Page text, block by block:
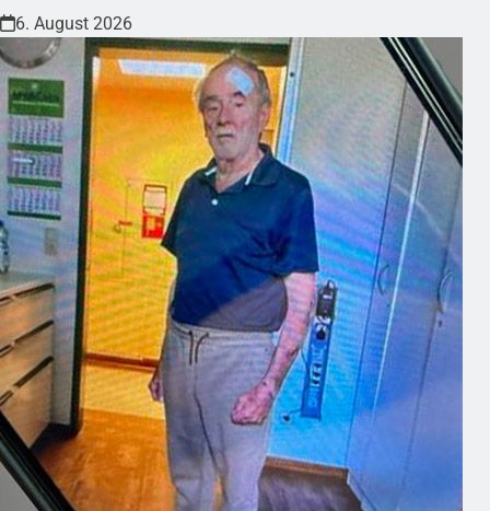
6. August 2026